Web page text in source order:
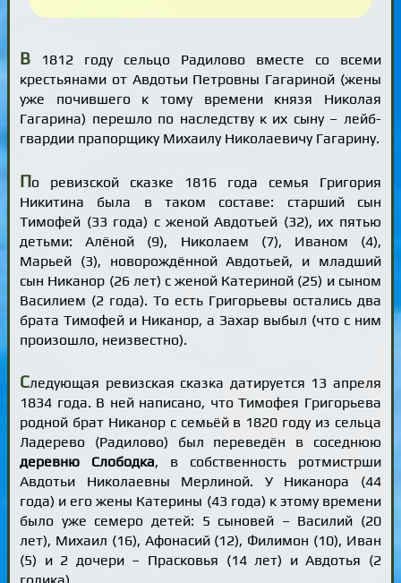
В 1812 году сельцо Радилово вместе со всеми
крестьянами от Авдотьи Петровны Гагариной (жены
уже почившего к тому времени князя Николая
Гагарина) перешло по наследству к их сыну – лейб-
гвардии прапорщику Михаилу Николаевичу Гагарину.
По ревизской сказке 1816 года семья Григория
Никитина была в таком составе: старший сын
Тимофей (33 года) с женой Авдотьей (32), их пятью
детьми: Алёной (9), Николаем (7), Иваном (4),
Марьей (3), новорождённой Авдотьей, и младший
сын Никанор (26 лет) с женой Катериной (25) и сыном
Василием (2 года). То есть Григорьевы остались два
брата Тимофей и Никанор, а Захар выбыл (что с ним
произошло, неизвестно).
Следующая ревизская сказка датируется 13 апреля
1834 года. В ней написано, что Тимофея Григорьева
родной брат Никанор с семьёй в 1820 году из сельца
Ладерево (Радилово) был переведён в соседнюю
деревню Слободка, в собственность ротмистрши
Авдотьи Николаевны Мерлиной. У Никанора (44
года) и его жены Катерины (43 года) к этому времени
было уже семеро детей: 5 сыновей – Василий (20
лет), Михаил (16), Афонасий (12), Филимон (10), Иван
(5) и 2 дочери – Прасковья (14 лет) и Авдотья (2